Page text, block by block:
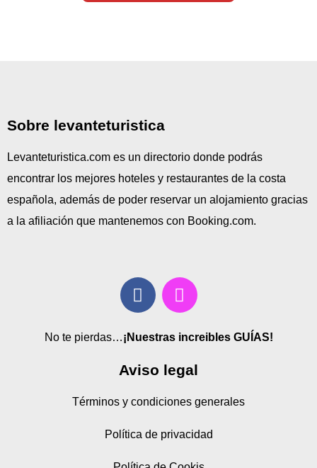
Sobre levanteturistica
Levanteturistica.com es un directorio donde podrás
encontrar los mejores hoteles y restaurantes de la costa
española, además de poder reservar un alojamiento gracias
a la afiliación que mantenemos con Booking.com.
No te pierdas…¡Nuestras increibles GUÍAS!
Aviso legal
Términos y condiciones generales
Política de privacidad